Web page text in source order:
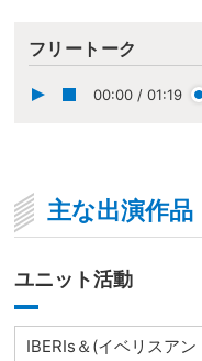
フリートーク
00:00 / 01:19
主な出演作品
ユニット活動
IBERIs＆(イベリスアン